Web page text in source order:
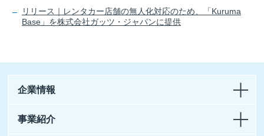
リリース｜レンタカー店舗の無人化対応のため、「Kuruma
Base」を株式会社ガッツ・ジャパンに提供
企業情報
事業紹介